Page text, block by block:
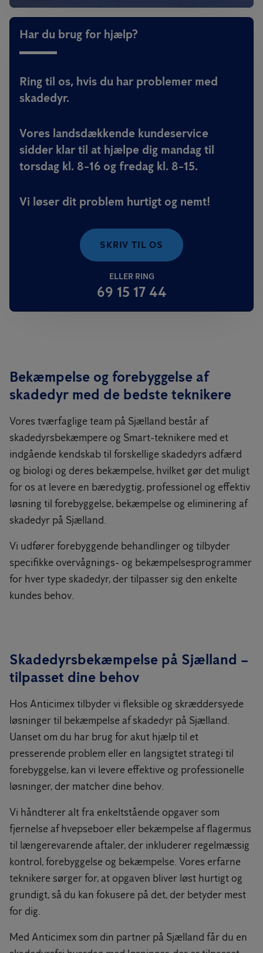
Har du brug for hjælp?
Ring til os, hvis du har problemer med
skadedyr.
Vores landsdækkende kundeservice
sidder klar til at hjælpe dig mandag til
torsdag kl. 8-16 og fredag kl. 8-15.
Vi løser dit problem hurtigt og nemt!
SKRIV TIL OS
ELLER RING
69 15 17 44
Bekæmpelse og forebyggelse af
skadedyr med de bedste teknikere
Vores tværfaglige team på Sjælland består af
skadedyrsbekæmpere og Smart-teknikere med et
indgående kendskab til forskellige skadedyrs adfærd
og biologi og deres bekæmpelse, hvilket gør det muligt
for os at levere en bæredygtig, professionel og effektiv
løsning til forebyggelse, bekæmpelse og eliminering af
skadedyr på Sjælland.
Vi udfører forebyggende behandlinger og tilbyder
specifikke overvågnings- og bekæmpelsesprogrammer
for hver type skadedyr, der tilpasser sig den enkelte
kundes behov.
Skadedyrsbekæmpelse på Sjælland –
tilpasset dine behov
Hos Anticimex tilbyder vi fleksible og skræddersyede
løsninger til bekæmpelse af skadedyr på Sjælland.
Uanset om du har brug for akut hjælp til et
presserende problem eller en langsigtet strategi til
forebyggelse, kan vi levere effektive og professionelle
løsninger, der matcher dine behov.
Vi håndterer alt fra enkeltstående opgaver som
fjernelse af hvepseboer eller bekæmpelse af flagermus
til længerevarende aftaler, der inkluderer regelmæssig
kontrol, forebyggelse og bekæmpelse. Vores erfarne
teknikere sørger for, at opgaven bliver løst hurtigt og
grundigt, så du kan fokusere på det, der betyder mest
for dig.
Med Anticimex som din partner på Sjælland får du en